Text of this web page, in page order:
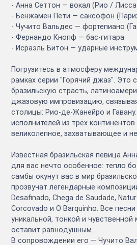
- Анна Сеттон — вокал (Рио /
- Бенжамен Пети — саксофон
- Чучито Вальдес — фортепиано
- Фернандо Кнопф — бас-гитара
- Исраэль Битон — ударные
Погрузитесь в атмосферу
рамках серии "Горячий джаз". Это
бразильскую страсть,
джазовую импровизацию,
столицы: Рио-де-Жанейро и
исполнителей из трёх
великолепное, захватывающее и
Известная бразильская певица
для вас нечто особенное: тепло
самбы окунут вас в мир
прозвучат легендарные
Desafinado, Chega de Saudade,
Corcovado и O Barquinho. Все
уникальной, тонкой и чувственной
оставит равнодушным.
В сопровождении его — Чучито